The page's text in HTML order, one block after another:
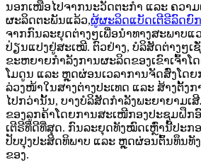
ນອກເໜືອໄປຈາກນະວັດຕະກໍາ ແລະ ຄວາມ
ຜະລິດຕະພັນແລ້ວ,ຜູ້ຜະລິດແບັດເຕີຣີລົດຍົ
ຈາກກົນລະຍຸດຕ່າງໆເພື່ອນຳທາງສະພາບແ
ປ່ຽນແປງຢູ່ສະເໝີ. ຕົວຢ່າງ, ບໍລິສັດຕ່າງໆເຊັ່
ຂະຫຍາຍກຳລັງການຜະລິດຂອງເຂົາເຈົ້າ
ໂມດູນ ແລະ ຫຼຸດຜ່ອນເວລາການຈັດສົ່ງໂດ
ລ່ວງໜ້າໃນສາງຕ່າງປະເທດ ແລະ ສ້າງຕັ້ງ
ໄປກວ່ານັ້ນ, ບາງບໍລິສັດກຳລັງພະຍາຍາມ
ຂອງລູກຄ້າໂດຍການສະເໜີກອງປະຊຸມຝຶກ
ເຕີຣີທີ່ດີທີ່ສຸດ. ກົນລະຍຸດທັງໝົດເຫຼົ່ານີ້ປະກ
ປັບປຸງປະສິດທິພາບ ແລະ ຫຼຸດຜ່ອນຕົ້ນທຶນທັ
ຂອງ.